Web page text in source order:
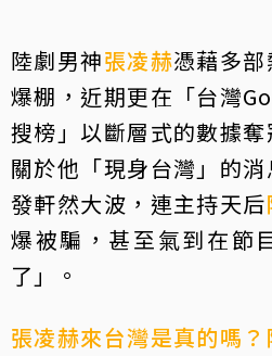
陸劇男神張凌赫憑藉多
爆棚，近期更在「台灣
搜榜」以斷層式的數據
關於他「現身台灣」的
發軒然大波，連主持天后
爆被騙，甚至氣到在節
了」。
張凌赫來台灣是真的嗎